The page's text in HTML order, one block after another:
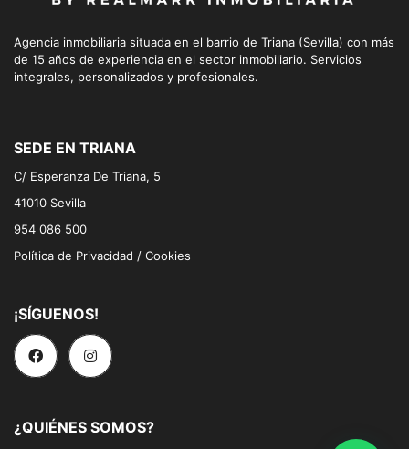
Agencia inmobiliaria situada en el barrio de Triana (Sevilla) con más
de 15 años de experiencia en el sector inmobiliario. Servicios
integrales, personalizados y profesionales.
SEDE EN TRIANA
C/ Esperanza De Triana, 5
41010 Sevilla
954 086 500
Política de Privacidad / Cookies
¡SÍGUENOS!
¿QUIÉNES SOMOS?